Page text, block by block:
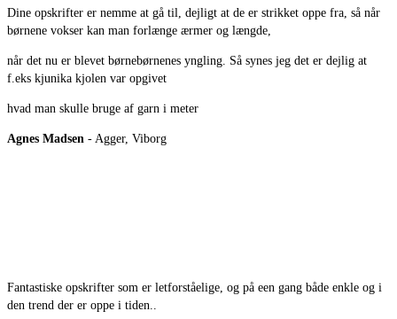
Dine opskrifter er nemme at gå til, dejligt at de er strikket oppe fra, så når
børnene vokser kan man forlænge ærmer og længde,
når det nu er blevet børnebørnenes yngling. Så synes jeg det er dejlig at
f.eks kjunika kjolen var opgivet
hvad man skulle bruge af garn i meter
Agnes Madsen - Agger, Viborg
Fantastiske opskrifter som er letforståelige, og på een gang både enkle og i
den trend der er oppe i tiden..